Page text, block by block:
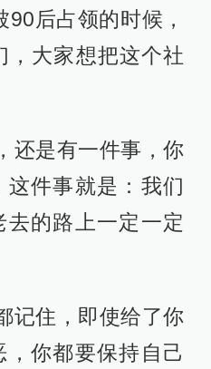
后占领的时候，
，大家想把这个社
是有一件事，你
件事就是：我们
的路上一定一定
住，即使给了你
你都要保持自己